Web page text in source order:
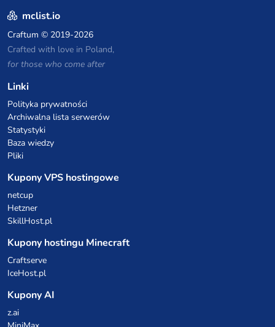
mclist.io
Craftum © 2019-2026
Crafted with love in Poland,
for those who come after
Linki
Polityka prywatności
Archiwalna lista serwerów
Statystyki
Baza wiedzy
Pliki
Kupony VPS hostingowe
netcup
Hetzner
SkillHost.pl
Kupony hostingu Minecraft
Craftserve
IceHost.pl
Kupony AI
z.ai